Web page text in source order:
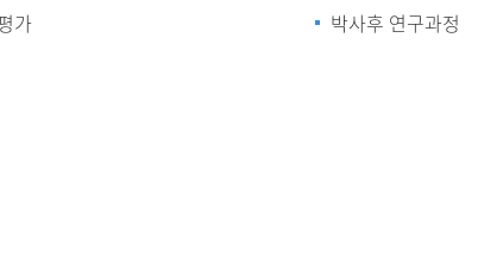
가
박사후 연구과정